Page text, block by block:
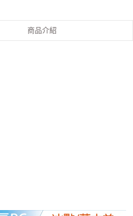
商品介紹